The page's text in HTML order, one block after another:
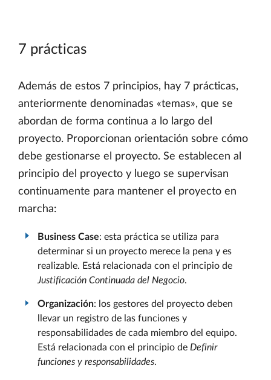
7 prácticas
Además de estos 7 principios, hay 7 prácticas,
anteriormente denominadas «temas», que se
abordan de forma continua a lo largo del
proyecto. Proporcionan orientación sobre cómo
debe gestionarse el proyecto. Se establecen al
principio del proyecto y luego se supervisan
continuamente para mantener el proyecto en
marcha:
Business Case: esta práctica se utiliza para
determinar si un proyecto merece la pena y es
realizable. Está relacionada con el principio de
Justificación Continuada del Negocio.
Organización: los gestores del proyecto deben
llevar un registro de las funciones y
responsabilidades de cada miembro del equipo.
Está relacionada con el principio de Definir
funciones y responsabilidades.